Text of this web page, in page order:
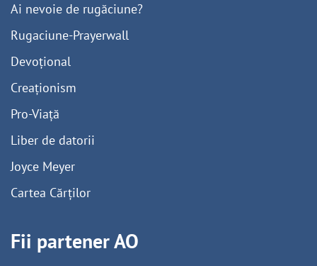
Ai nevoie de rugăciune?
Rugaciune-Prayerwall
Devoțional
Creaționism
Pro-Viață
Liber de datorii
Joyce Meyer
Cartea Cărților
Fii partener AO